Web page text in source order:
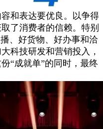
和表达要优良。以争得
了消费者的信赖。特别
、好货物、好办事和洽
科技研发和营销投入，
“成就单”的同时，最终